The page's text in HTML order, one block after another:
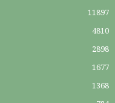
11897
4810
2898
1677
1368